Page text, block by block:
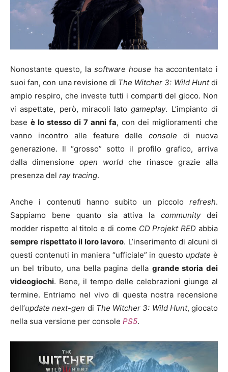
Nonostante questo, la software house ha accontentato i
suoi fan, con una revisione di The Witcher 3: Wild Huntdi
ampio respiro, che investe tutti i comparti del gioco. Non
vi aspettate, però, miracoli latogameplay. L’impianto di
base è lo stesso di 7 anni fa, con dei miglioramenti che
vanno incontro alle feature delleconsole di nuova
generazione. Il “grosso” sotto il profilo grafico, arriva
dalla dimensione open world che rinasce grazie alla
presenza del ray tracing.
Anche i contenuti hanno subito un piccolo refresh.
Sappiamo bene quanto sia attiva lacommunitydei
modder rispetto al titolo e di come CD Projekt RED abbia
sempre rispettato il loro lavoro. L’inserimento di alcuni di
questi contenuti in maniera “ufficiale” in questo update è
un bel tributo, una bella pagina della grande storia dei
videogiochi. Bene, il tempo delle celebrazioni giunge al
termine. Entriamo nel vivo di questa nostra recensione
dell’update next-gen di The Witcher 3: Wild Hunt, giocato
nella sua versione per console PS5.